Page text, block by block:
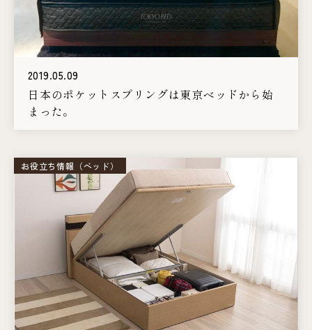
2019.05.09
日本のポケットスプリングは東京ベッドから始
まった。
お役立ち情報（ベッド）